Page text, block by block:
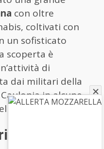
con oltre
coltivati con
un sofisticato
scoperta è
di
dai militari della
in alcune
Locride.